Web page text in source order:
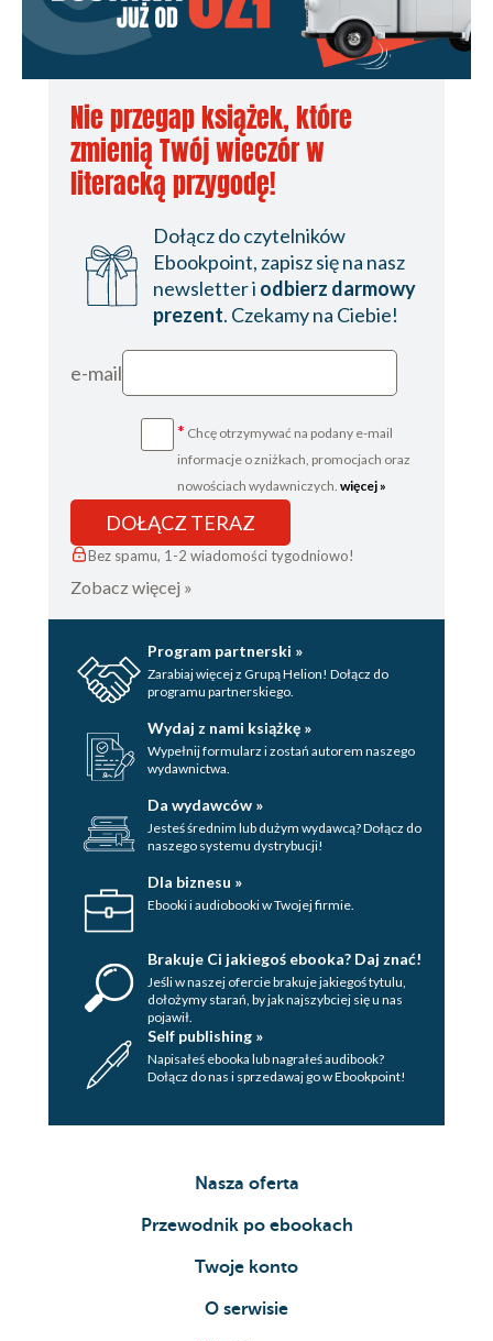
Nie przegap książek, które
zmienią Twój wieczór w
literacką przygodę!
Dołącz do czytelników
Ebookpoint, zapisz się na nasz
newsletter i odbierz darmowy
prezent. Czekamy na Ciebie!
e-mail
* Chcę otrzymywać na podany e-mail
informacje o zniżkach, promocjach oraz
nowościach wydawniczych. więcej »
DOŁĄCZ TERAZ
Bez spamu, 1-2 wiadomości tygodniowo!
Zobacz więcej »
Program partnerski »
Zarabiaj więcej z Grupą Helion! Dołącz do
programu partnerskiego.
Wydaj z nami książkę »
Wypełnij formularz i zostań autorem naszego
wydawnictwa.
Da wydawców »
Jesteś średnim lub dużym wydawcą? Dołącz do
naszego systemu dystrybucji!
Dla biznesu »
Ebooki i audiobooki w Twojej firmie.
Brakuje Ci jakiegoś ebooka? Daj znać!
Jeśli w naszej ofercie brakuje jakiegoś tytulu,
dołożymy starań, by jak najszybciej się u nas
pojawił.
Self publishing »
Napisałeś ebooka lub nagrałeś audibook?
Dołącz do nas i sprzedawaj go w Ebookpoint!
Nasza oferta
Przewodnik po ebookach
Twoje konto
O serwisie